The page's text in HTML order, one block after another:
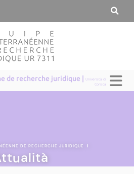
de recherche juridique |Università di
Corsica
DE RECHERCHE JURIDIQUE |